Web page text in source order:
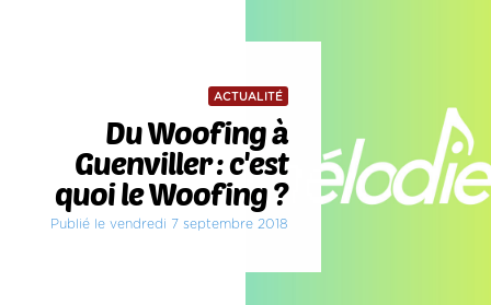
ACTUALITÉ
Du Woofing à
Guenviller : c'est
quoi le Woofing ?
Publié le vendredi 7 septembre 2018